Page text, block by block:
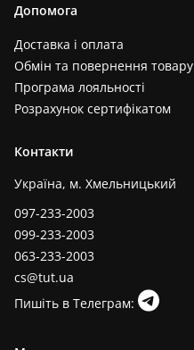
Допомога
Доставка і оплата
Обмін та повернення товару
Програма лояльності
Розрахунок сертифікатом
Контакти
Україна, м. Хмельницький
097-233-2003
099-233-2003
063-233-2003
cs@tut.ua
Пишіть в Телеграм: